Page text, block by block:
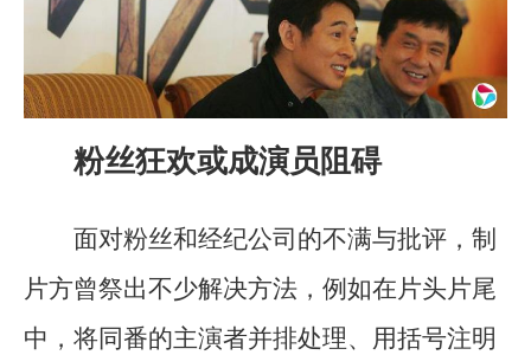
粉丝狂欢或成演员阻碍
面对粉丝和经纪公司的不满与批评，制
片方曾祭出不少解决方法，例如在片头片尾
中，将同番的主演者并排处理、用括号注明